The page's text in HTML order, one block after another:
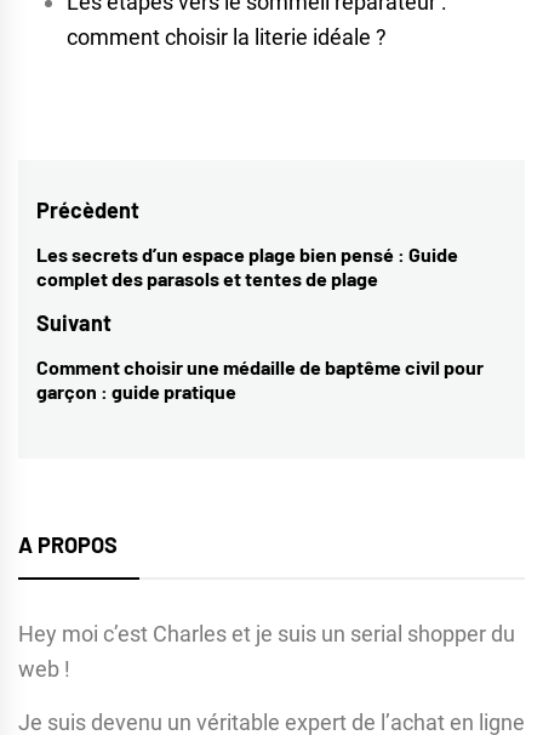
comment choisir la literie idéale ?
Navigation
de
l’article
Précèdent
Previous
post:
Les secrets d’un espace plage bien pensé : Guide
complet des parasols et tentes de plage
Suivant
Next
post:
Comment choisir une médaille de baptême civil pour
garçon : guide pratique
A PROPOS
Hey moi c’est Charles et je suis un serial shopper du
web !
Je suis devenu un véritable expert de l’achat en ligne